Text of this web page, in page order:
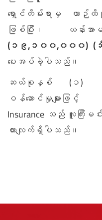
ရှောင်တိမ်းရာမှ ယာဉ်ထိ
ဖြစ်ပြီး၊ ယ
(၁၉,၁၀၀,၀၀၀) (သိန်
ပေးအပ်ခဲ့ပါသည်။
ဆယ်စုနှစ် (၁) ခုစ
ဝန်ဆောင်မှုများဖြ
Insurance သည် လူကြီ
ထားလျက်ရှိပါသည်။